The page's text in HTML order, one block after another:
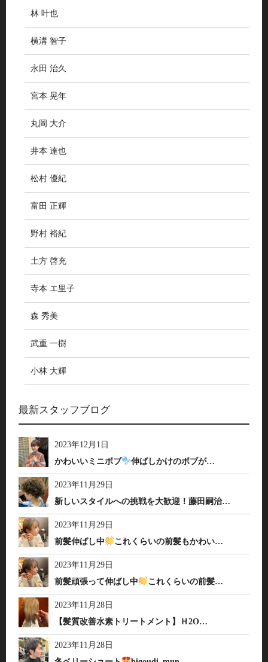
林 叶也
横溝 智子
永田 治久
宮本 晃年
丸岡 大介
井本 達也
松村 優紀
富田 正輝
野村 裕紀
土方 啓充
寺本 エ里子
森 秀美
武重 一樹
小林 大輝
最新スタッフブログ
2023年12月1日
かわいいミニボブ
伸ばしかけのボブが…
2023年11月29日
新しいスタイルへの挑戦を大歓迎！藤田嗣治…
2023年11月29日
前髪伸ばし中
これくらいの前髪もかわい…
2023年11月29日
前髪頑張って伸ばし中
これくらいの前髪…
2023年11月28日
【髪質改善水素トリートメント】Ｈ2O…
2023年11月28日